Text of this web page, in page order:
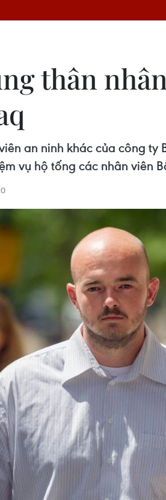
thân
an ninh khác của công
vụ hộ tống các nhân viên